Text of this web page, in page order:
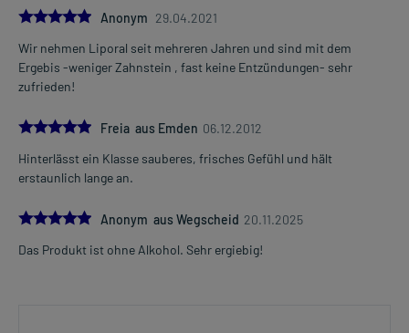
5.0Anonym 29.04.2021
Wir nehmen Liporal seit mehreren Jahren und sind mit dem
Ergebis -weniger Zahnstein , fast keine Entzündungen- sehr
zufrieden!
5.0
Freia aus Emden 06.12.2012
Hinterlässt ein Klasse sauberes, frisches Gefühl und hält
erstaunlich lange an.
5.0Anonym aus Wegscheid 20.11.2025
Das Produkt ist ohne Alkohol. Sehr ergiebig!